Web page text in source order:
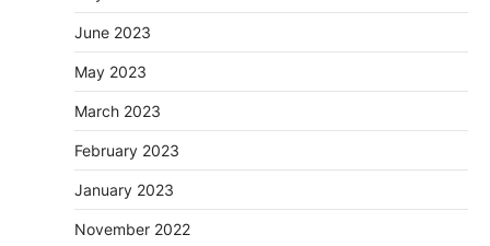
June 2023
May 2023
March 2023
February 2023
January 2023
November 2022